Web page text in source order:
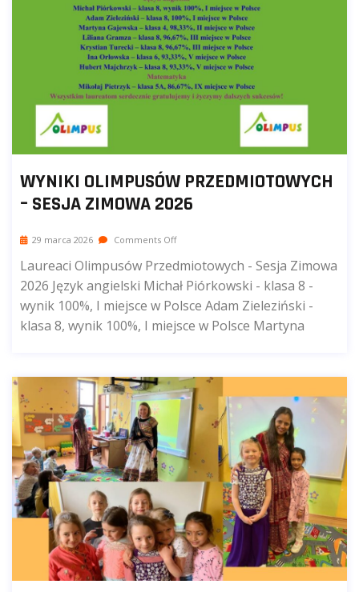
WYNIKI OLIMPUSÓW PRZEDMIOTOWYCH
– SESJA ZIMOWA 2026
29 marca 2026 Comments Off
Laureaci Olimpusów Przedmiotowych - Sesja Zimowa
2026 Język angielski Michał Piórkowski - klasa 8 -
wynik 100%, I miejsce w Polsce Adam Zieleziński -
klasa 8, wynik 100%, I miejsce w Polsce Martyna